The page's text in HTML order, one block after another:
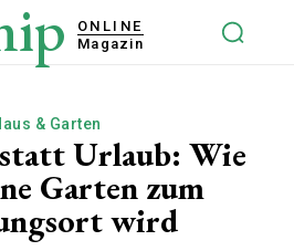
ONLINE
Magazin
& Garten
Urlaub: Wie
Garten zum
wird